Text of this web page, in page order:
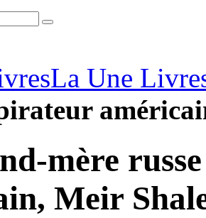
La Une
mère
Meir